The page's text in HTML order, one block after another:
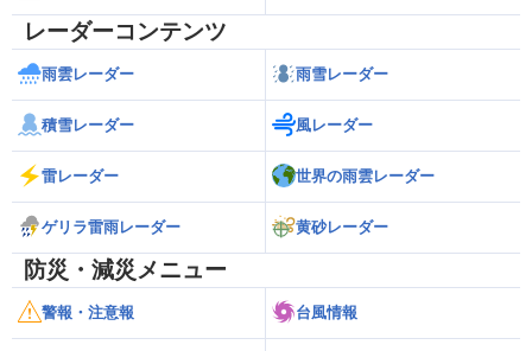
レーダーコンテンツ
雨雲レーダー 雨雪レーダー
積雪レーダー 風レーダー
雷レーダー 世界の雨雲レーダー
ゲリラ雷雨レーダー 黄砂レーダー
防災・減災メニュー
警報・注意報 台風情報